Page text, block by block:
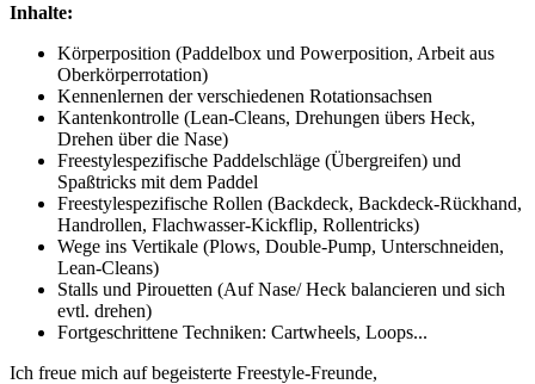
Inhalte:
Körperposition (Paddelbox und Powerposition, Arbeit aus
Oberkörperrotation)
Kennenlernen der verschiedenen Rotationsachsen
Kantenkontrolle (Lean-Cleans, Drehungen übers Heck,
Drehen über die Nase)
Freestylespezifische Paddelschläge (Übergreifen) und
Spaßtricks mit dem Paddel
Freestylespezifische Rollen (Backdeck, Backdeck-Rückhand,
Handrollen, Flachwasser-Kickflip, Rollen­tricks)
Wege ins Vertikale (Plows, Double-Pump, Unterschneiden,
Lean-Cleans)
Stalls und Pirouetten (Auf Nase/ Heck balancieren und sich
evtl. drehen)
Fortgeschrittene Techniken: Cartwheels, Loops...
Ich freue mich auf begeisterte Freestyle-Freunde,